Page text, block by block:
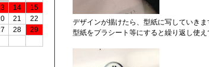
デザインが描けたら、型紙に写していきま
型紙をプラシート等にすると繰り返し使え
14
15
21
22
28
29